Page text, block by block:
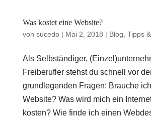
Was kostet eine Website?
von sucedo| Mai 2, 2018 | Blog Tipps
Als Selbständiger,
Freiberufler stehst du schnell vor
grundlegenden Fragen: Brauche
Website? Was wird mich ein
kosten? Wie finde ich einen